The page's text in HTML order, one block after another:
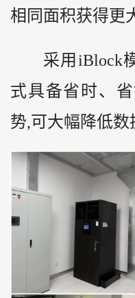
相同面积获得更
采用iBlock
式具备省时、
势,可大幅降低数